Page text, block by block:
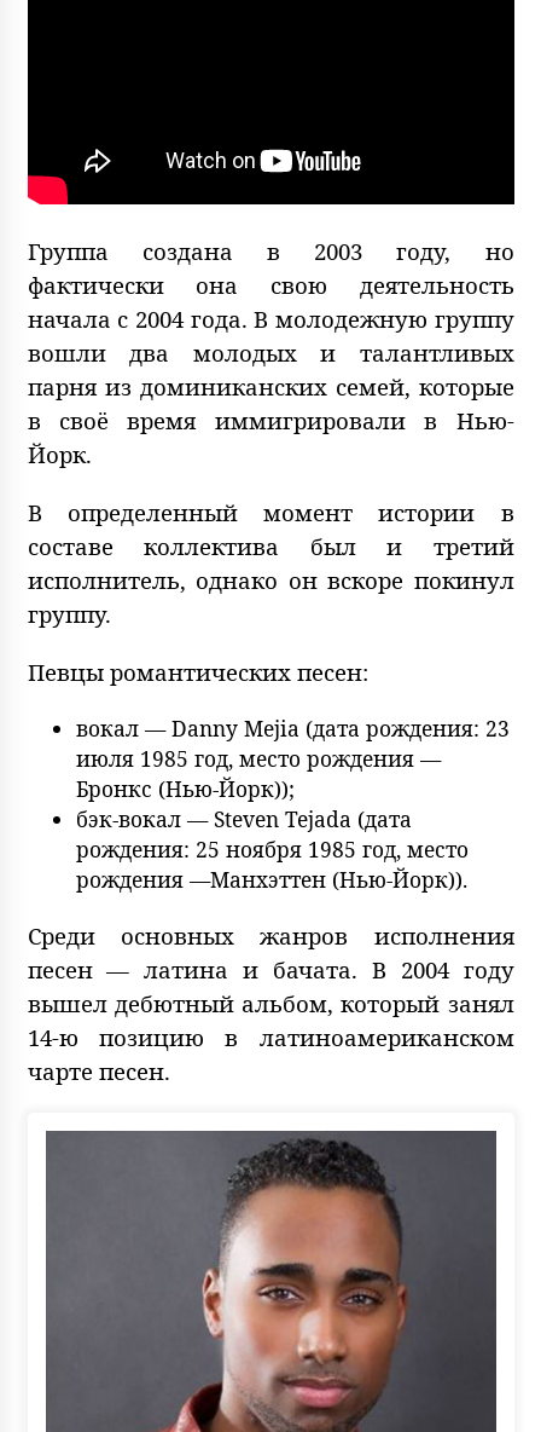
Группа создана в 2003 году, но
фактически она свою деятельность
начала с 2004 года. В молодежную группу
вошли два молодых и талантливых
парня из доминиканских семей, которые
в своё время иммигрировали в Нью-
Йорк.
В определенный момент истории в
составе коллектива был и третий
исполнитель, однако он вскоре покинул
группу.
Певцы романтических песен:
вокал — Danny Mejia (дата рождения: 23
июля 1985 год, место рождения —
Бронкс (Нью-Йорк));
бэк-вокал — Steven Tejada (дата
рождения: 25 ноября 1985 год, место
рождения —Манхэттен (Нью-Йорк)).
Среди основных жанров исполнения
песен — латина и бачата. В 2004 году
вышел дебютный альбом, который занял
14-ю позицию в латиноамериканском
чарте песен.